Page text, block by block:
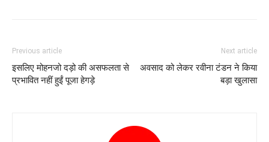
Previous article
इसलिए मोहनजो दड़ो की असफलता से
प्रभावित नहीं हुईं पूजा हेगड़े
Next article
अवसाद को लेकर रवीना टंडन ने किया
बड़ा खुलासा